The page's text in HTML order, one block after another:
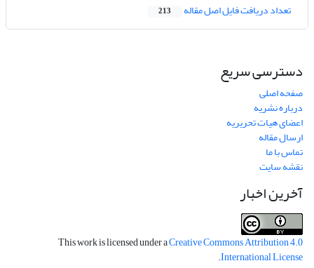
تعداد دریافت فایل اصل مقاله 213
دسترسی سریع
صفحه اصلی
درباره نشریه
اعضای هیات تحریریه
ارسال مقاله
تماس با ما
نقشه سایت
آخرین اخبار
This work is licensed under aCreative Commons Attribution 4.0
International License
.